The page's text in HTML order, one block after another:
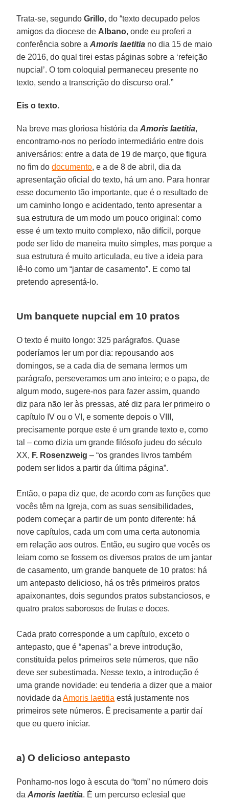
Trata-se, segundoGrillo, do “texto decupado pelos
amigos da diocese de Albano, onde eu proferi a
conferência sobre aAmoris laetitia no dia 15 de maio
de 2016, do qual tirei estas páginas sobre a ‘refeição
nupcial’. O tom coloquial permaneceu presente no
texto, sendo a transcrição do discurso oral.”
Eis o texto.
Na breve mas gloriosa história daAmoris laetitia,
encontramo-nos no período intermediário entre dois
aniversários: entre a data de 19 de março, que figura
no fim dodocumento, e a de 8 de abril, dia da
apresentação oficial do texto, há um ano. Para honrar
esse documento tão importante, que é o resultado de
um caminho longo e acidentado, tento apresentar a
sua estrutura de um modo um pouco original: como
esse é um texto muito complexo, não difícil, porque
pode ser lido de maneira muito simples, mas porque a
sua estrutura é muito articulada, eu tive a ideia para
lê-lo como um “jantar de casamento”. E como tal
pretendo apresentá-lo.
Um banquete nupcial em 10 pratos
O texto é muito longo: 325 parágrafos. Quase
poderíamos ler um por dia: repousando aos
domingos, se a cada dia de semana lermos um
parágrafo, perseveramos um ano inteiro; e o papa, de
algum modo, sugere-nos para fazer assim, quando
diz para não ler às pressas, até diz para ler primeiro o
capítulo IV ou o VI, e somente depois o VIII,
precisamente porque este é um grande texto e, como
tal – como dizia um grande filósofo judeu do século
XX, F. Rosenzweig – “os grandes livros também
podem ser lidos a partir da última página”.
Então, o papa diz que, de acordo com as funções que
vocês têm na Igreja, com as suas sensibilidades,
podem começar a partir de um ponto diferente: há
nove capítulos, cada um com uma certa autonomia
em relação aos outros. Então, eu sugiro que vocês os
leiam como se fossem os diversos pratos de um jantar
de casamento, um grande banquete de 10 pratos: há
um antepasto delicioso, há os três primeiros pratos
apaixonantes, dois segundos pratos substanciosos, e
quatro pratos saborosos de frutas e doces.
Cada prato corresponde a um capítulo, exceto o
antepasto, que é “apenas” a breve introdução,
constituída pelos primeiros sete números, que não
deve ser subestimada. Nesse texto, a introdução é
uma grande novidade: eu tenderia a dizer que a maior
novidade daAmoris laetitia está justamente nos
primeiros sete números. É precisamente a partir daí
que eu quero iniciar.
a) O delicioso antepasto
Ponhamo-nos logo à escuta do “tom” no número dois
daAmoris laetitia. É um percurso eclesial que